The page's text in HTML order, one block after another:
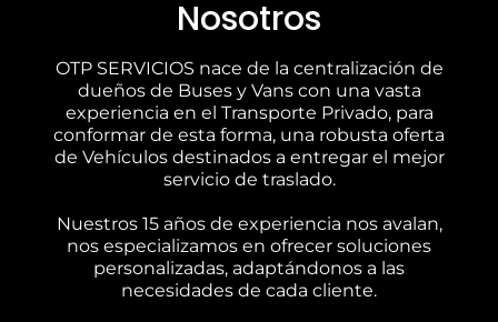
Nosotros
OTP SERVICIOS nace de la centralización de
dueños de Buses y Vans con una vasta
experiencia en el Transporte Privado, para
conformar de esta forma, una robusta oferta
de Vehículos destinados a entregar el mejor
servicio de traslado.
Nuestros 15 años de experiencia nos avalan,
nos especializamos en ofrecer soluciones
personalizadas, adaptándonos a las
necesidades de cada cliente.